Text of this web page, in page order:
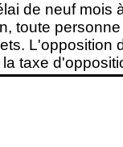
de neuf
toute
L'opposition
taxe